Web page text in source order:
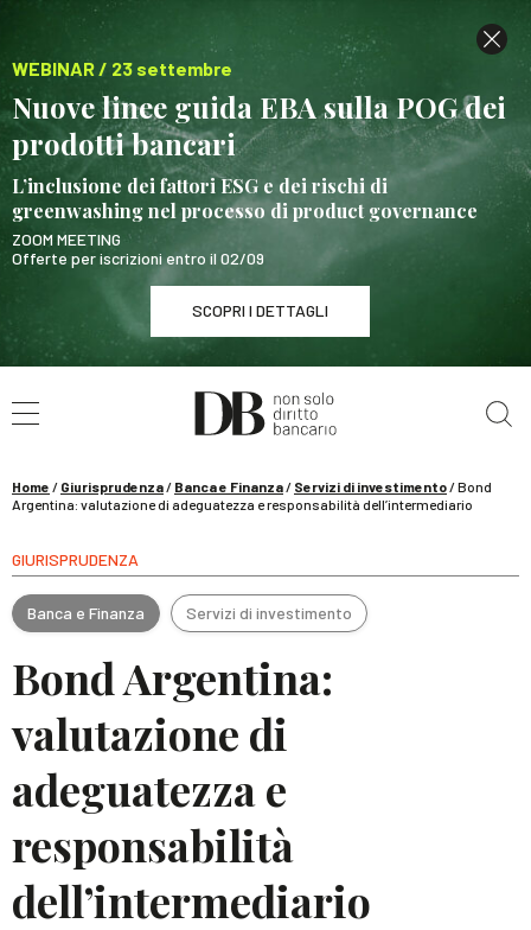
WEBINAR / 23 settembre
Nuove linee guida EBA sulla POG dei
prodotti bancari
L’inclusione dei fattori ESG e dei rischi di
greenwashing nel processo di product governance
ZOOM MEETING
Offerte per iscrizioni entro il 02/09
SCOPRI I DETTAGLI
WEBINAR / 23 settembre
Nuove linee guida EBA sulla POG dei prodotti
SCOPRI I DETTAGLI
Home / Giurisprudenza/ Banca e Finanza/ Servizi di investimento/Bond
Argentina: valutazione di adeguatezza e responsabilità dell’intermediario
GIURISPRUDENZA
Banca e Finanza Servizi di investimento
Bond Argentina:
valutazione di
adeguatezza e
responsabilità
dell’intermediario